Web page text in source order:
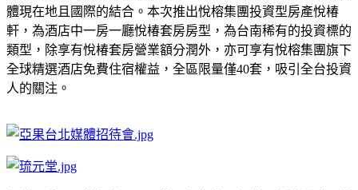
體現在地且國際的結合。本次推出悅榕集團投資型房產悅椿
軒，為酒店中一房一廳悅椿套房房型，為台南稀有的投資標的
類型，除享有悅椿套房營業額分潤外，亦可享有悅榕集團旗下
全球精選酒店免費住宿權益，全區限量僅40套，吸引全台投資
人的關注。